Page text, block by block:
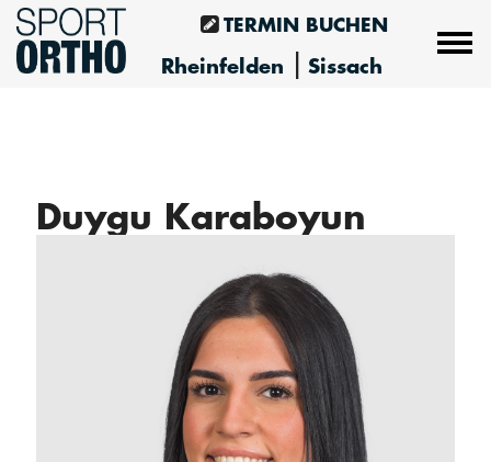
TERMIN BUCHEN
Rheinfelden Sissach
Duygu Karaboyun